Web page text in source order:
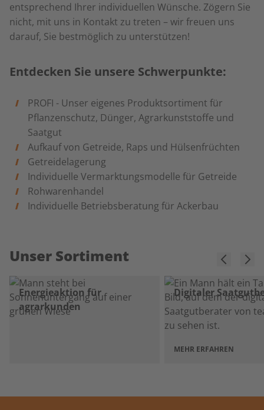
entsprechend Ihrer individuellen Wünsche. Zögern Sie
nicht, mit uns in Kontakt zu treten – wir freuen uns
darauf, Sie bestmöglich zu unterstützen!
Entdecken Sie unsere Schwerpunkte:
PROFI - Unser eigenes Produktsortiment für
Pflanzenschutz, Dünger, Agrarkunststoffe und
Saatgut
Aufkauf von Getreide, Raps und Hülsenfrüchten
Getreidelagerung
Individuelle Vermarktungsmodelle für Getreide
Rohwarenhandel
Individuelle Betriebsberatung für Ackerbau
Unser Sortiment
Energieaktion für
agrarkunden
Digitaler
MEHR ERFAHREN